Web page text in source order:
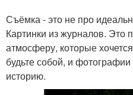
Съёмка - это не про
Картинки из журналов.
атмосферу, которые
будьте собой, и
историю.